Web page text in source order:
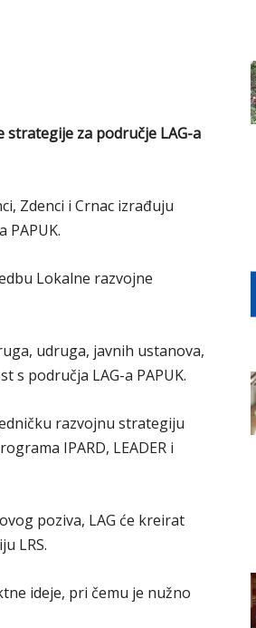
za područje LAG-a
Zdenci i Crnac izrađuju
PAPUK.
Lokalne razvojne
udruga, javnih ustanova,
s područja LAG-a PAPUK.
razvojnu strategiju
IPARD, LEADER i
poziva, LAG će kreirat
LRS.
ideje, pri čemu je nužno